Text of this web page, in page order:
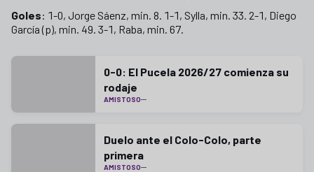
Goles: 1-0, Jorge Sáenz, min. 8. 1-1, Sylla, min. 33. 2-1, Diego
García (p), min. 49. 3-1, Raba, min. 67.
0-0: El Pucela 2026/27 comienza su
rodaje
AMISTOSO
Duelo ante el Colo-Colo, parte
primera
AMISTOSO